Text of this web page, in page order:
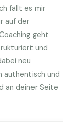
fällt es mir
auf der
geht
und
neu
authentisch und
an deiner Seite